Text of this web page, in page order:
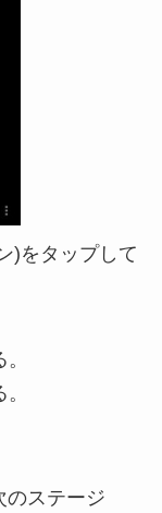
)をタップして
のステージ